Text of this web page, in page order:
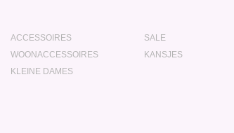
ACCESSOIRES
WOONACCESSOIRES
KLEINE DAMES
SALE
KANSJES